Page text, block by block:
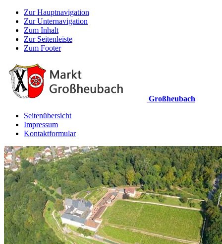
Zur Hauptnavigation
Zur Unternavigation
Zum Inhalt
Zur Seitenleiste
Zum Footer
Großheubach
Seitenübersicht
Impressum
Kontaktformular